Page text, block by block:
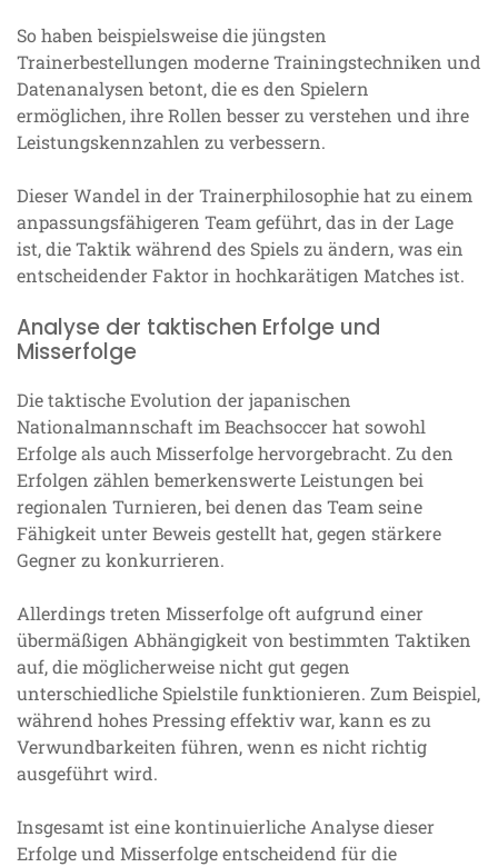
So haben beispielsweise die jüngsten
Trainerbestellungen moderne Trainingstechniken und
Datenanalysen betont, die es den Spielern
ermöglichen, ihre Rollen besser zu verstehen und ihre
Leistungskennzahlen zu verbessern.
Dieser Wandel in der Trainerphilosophie hat zu einem
anpassungsfähigeren Team geführt, das in der Lage
ist, die Taktik während des Spiels zu ändern, was ein
entscheidender Faktor in hochkarätigen Matches ist.
Analyse der taktischen Erfolge und
Misserfolge
Die taktische Evolution der japanischen
Nationalmannschaft im Beachsoccer hat sowohl
Erfolge als auch Misserfolge hervorgebracht. Zu den
Erfolgen zählen bemerkenswerte Leistungen bei
regionalen Turnieren, bei denen das Team seine
Fähigkeit unter Beweis gestellt hat, gegen stärkere
Gegner zu konkurrieren.
Allerdings treten Misserfolge oft aufgrund einer
übermäßigen Abhängigkeit von bestimmten Taktiken
auf, die möglicherweise nicht gut gegen
unterschiedliche Spielstile funktionieren. Zum Beispiel,
während hohes Pressing effektiv war, kann es zu
Verwundbarkeiten führen, wenn es nicht richtig
ausgeführt wird.
Insgesamt ist eine kontinuierliche Analyse dieser
Erfolge und Misserfolge entscheidend für die